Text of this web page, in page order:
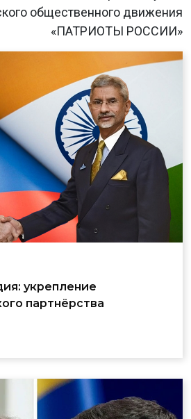
общественного движения
«ПАТРИОТЫ РОССИИ»
укрепление
партнёрства